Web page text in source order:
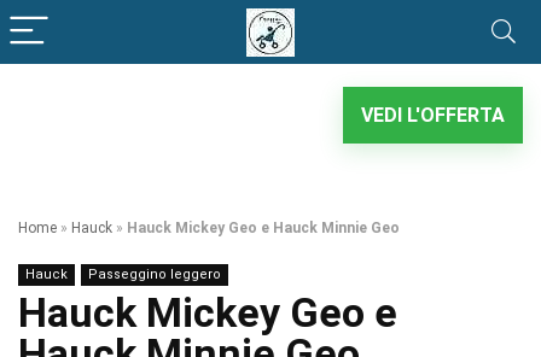
VEDI L'OFFERTA
Home » Hauck » Hauck Mickey Geo e Hauck Minnie Geo
Hauck Passeggino leggero
Hauck Mickey Geo e